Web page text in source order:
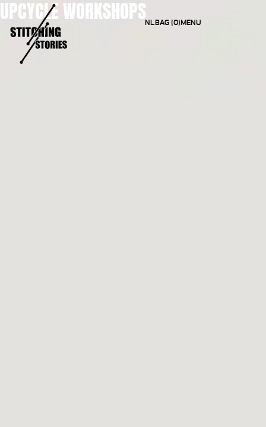
NLBAG (0)MENU
UPCYCLE WORKSHOPS